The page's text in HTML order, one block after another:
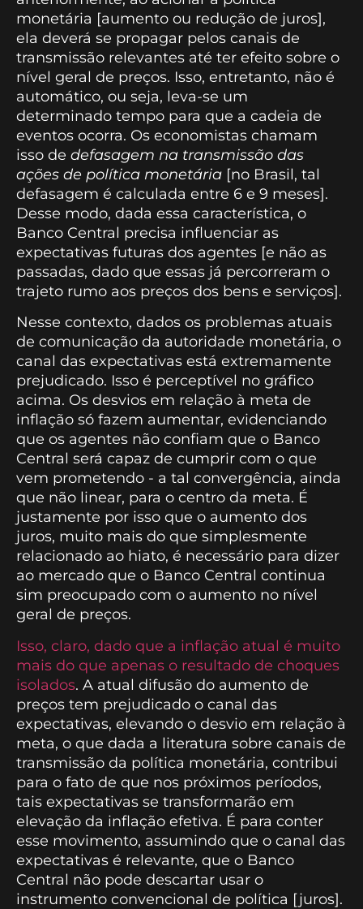
monetária [aumento ou redução de juros],
ela deverá se propagar pelos canais de
transmissão relevantes até ter efeito sobre o
nível geral de preços. Isso, entretanto, não é
automático, ou seja, leva-se um
determinado tempo para que a cadeia de
eventos ocorra. Os economistas chamam
isso de defasagem na transmissão das
ações de política monetária [no Brasil, tal
defasagem é calculada entre 6 e 9 meses].
Desse modo, dada essa característica, o
Banco Central precisa influenciar as
expectativas futuras dos agentes [e não as
passadas, dado que essas já percorreram o
trajeto rumo aos preços dos bens e serviços].
Nesse contexto, dados os problemas atuais
de comunicação da autoridade monetária, o
canal das expectativas está extremamente
prejudicado. Isso é perceptível no gráfico
acima. Os desvios em relação à meta de
inflação só fazem aumentar, evidenciando
que os agentes não confiam que o Banco
Central será capaz de cumprir com o que
vem prometendo - a tal convergência, ainda
que não linear, para o centro da meta. É
justamente por isso que o aumento dos
juros, muito mais do que simplesmente
relacionado ao hiato, é necessário para dizer
ao mercado que o Banco Central continua
sim preocupado com o aumento no nível
geral de preços.
Isso, claro, dado que a inflação atual é muito
mais do que apenas o resultado de choques
isolados. A atual difusão do aumento de
preços tem prejudicado o canal das
expectativas, elevando o desvio em relação à
meta, o que dada a literatura sobre canais de
transmissão da política monetária, contribui
para o fato de que nos próximos períodos,
tais expectativas se transformarão em
elevação da inflação efetiva. É para conter
esse movimento, assumindo que o canal das
expectativas é relevante, que o Banco
Central não pode descartar usar o
instrumento convencional de política [juros].